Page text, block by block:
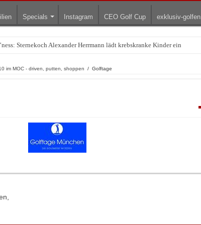
Specials Instagram CEO Golf Cup exklusiv-golfen
Sternekoch Alexander Herrmann lädt krebskranke Kinder ein
zum Treffpunkt der Lingerie-Branche wurde
im MOC - driven, putten, shoppen / Golftage